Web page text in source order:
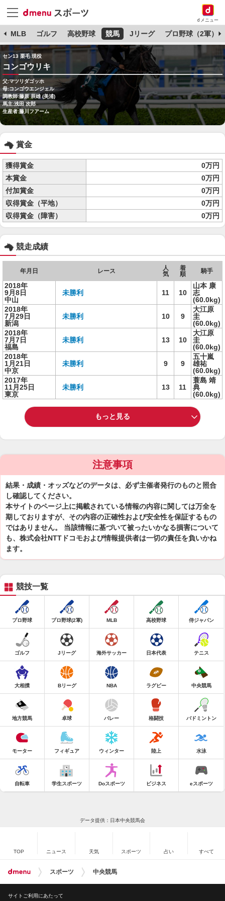
dメニュー
MLB ゴルフ 高校野球 競馬 Jリーグ プロ野球（2軍）
セン13 栗毛 現役
コンゴウリキ
父:マツリダゴッホ
母:コンゴウエンジェル
調教師:藤原 辰雄 (美浦)
馬主:浅田 次郎
生産者:藤川フアーム
賞金
獲得賞金
0万円
本賞金
0万円
付加賞金
0万円
収得賞金（平地）
0万円
収得賞金（障害）
0万円
競走成績
年月日 レース
人
気
着
順
騎手
2018年
9月8日
中山
未勝利 11 10
山本 康
志
(60.0kg)
2018年
7月29日
新潟
未勝利 10 9
大江原
圭
(60.0kg)
2018年
7月7日
福島
未勝利 13 10
大江原
圭
(60.0kg)
2018年
1月21日
中京
未勝利 9 9
五十嵐
雄祐
(60.0kg)
2017年
11月25日
東京
未勝利 13 11
蓑島 靖
典
(60.0kg)
もっと見る
注意事項
結果・成績・オッズなどのデータは、必ず主催者発行のものと照合
し確認してください。
本サイトのページ上に掲載されている情報の内容に関しては万全を
期しておりますが、その内容の正確性および安全性を保証するもの
ではありません。 当該情報に基づいて被ったいかなる損害について
も、株式会社NTTドコモおよび情報提供者は一切の責任を負いかね
ます。
競技一覧
プロ野球 プロ野球(2軍) MLB 高校野球 侍ジャパン
ゴルフ Jリーグ 海外サッカー 日本代表 テニス
大相撲 Bリーグ NBA ラグビー 中央競馬
地方競馬 卓球 バレー 格闘技 バドミントン
モーター フィギュア ウィンター 陸上 水泳
自転車 学生スポーツ Doスポーツ ビジネス eスポーツ
データ提供：日本中央競馬会
TOP ニュース 天気 スポーツ 占い すべて
スポーツ 中央競馬
サイトご利用にあたって